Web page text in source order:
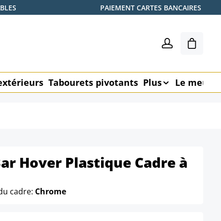
PAIEMENT CARTES BANCAIRES
Le
Tabourets pivotants Plus Le
Hover Plastique Cadre à
cadre: Chrome